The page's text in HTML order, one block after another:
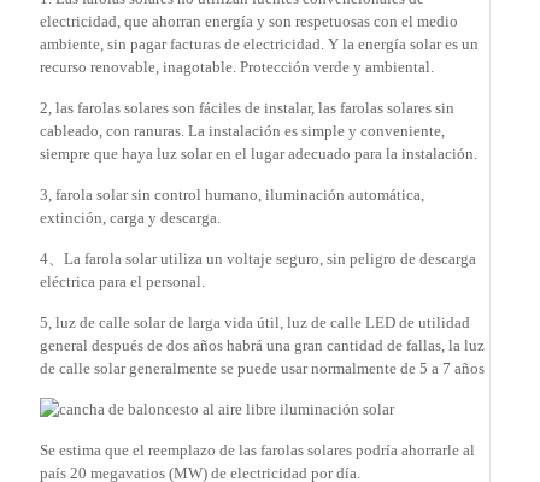
electricidad, que ahorran energía y son respetuosas con el medio
ambiente, sin pagar facturas de electricidad. Y la energía solar es un
recurso renovable, inagotable. Protección verde y ambiental.
2, las farolas solares son fáciles de instalar, las farolas solares sin
cableado, con ranuras. La instalación es simple y conveniente,
siempre que haya luz solar en el lugar adecuado para la instalación.
3, farola solar sin control humano, iluminación automática,
extinción, carga y descarga.
4、La farola solar utiliza un voltaje seguro, sin peligro de descarga
eléctrica para el personal.
5, luz de calle solar de larga vida útil, luz de calle LED de utilidad
general después de dos años habrá una gran cantidad de fallas, la luz
de calle solar generalmente se puede usar normalmente de 5 a 7 años
Se estima que el reemplazo de las farolas solares podría ahorrarle al
país 20 megavatios (MW) de electricidad por día.